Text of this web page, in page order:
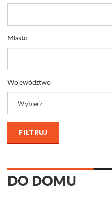
Miasto
Województwo
DO DOMU